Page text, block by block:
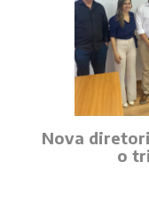
Nova
o